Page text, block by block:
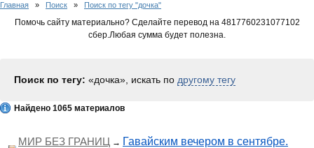
Форум
Главная » Поиск » Поиск по тегу "дочка"
Помочь сайту материально? Сделайте перевод на 4817760231077102
сбер.Любая сумма будет полезна.
Поиск по тегу: «дочка», искать по другому тегу
Найдено 1065 материалов
МИР БЕЗ ГРАНИЦ → Гавайским вечером в сентябре.